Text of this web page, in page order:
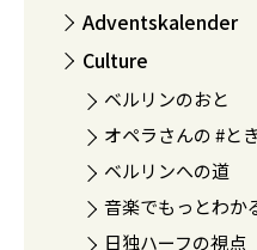
Adventskalender
Culture
ベルリンのおと
オペラさんの #と
ベルリンへの道
音楽でもっとわか
日独ハーフの視点